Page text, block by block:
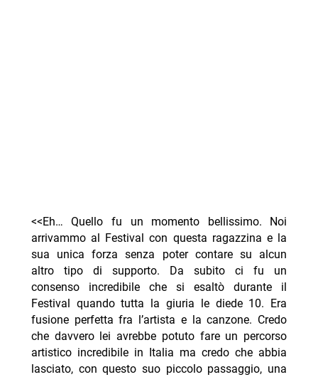
<<Eh… Quello fu un momento bellissimo. Noi
arrivammo al Festival con questa ragazzina e la
sua unica forza senza poter contare su alcun
altro tipo di supporto. Da subito ci fu un
consenso incredibile che si esaltò durante il
Festival quando tutta la giuria le diede 10. Era
fusione perfetta fra l’artista e la canzone. Credo
che davvero lei avrebbe potuto fare un percorso
artistico incredibile in Italia ma credo che abbia
lasciato, con questo suo piccolo passaggio, una